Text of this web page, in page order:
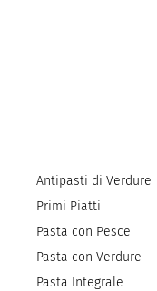
Antipasti di Verdure
Primi Piatti
Pasta con Pesce
Pasta con Verdure
Pasta Integrale